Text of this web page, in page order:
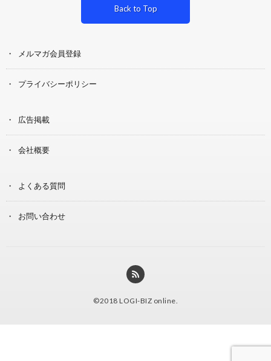
Back to Top
メルマガ会員登録
プライバシーポリシー
広告掲載
会社概要
よくある質問
お問い合わせ
©2018 LOGI-BIZ online